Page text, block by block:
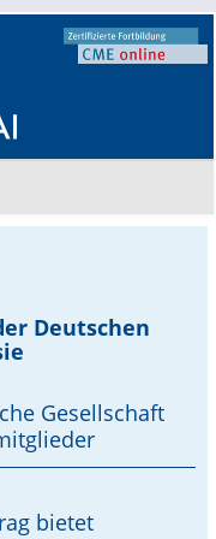
Deutschen
Gesellschaft
bietet